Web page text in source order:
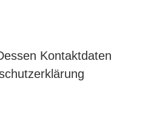
Kontaktdaten